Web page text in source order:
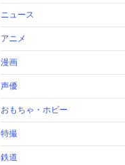
ニュース
アニメ
漫画
声優
おもちゃ・ホビー
特撮
鉄道